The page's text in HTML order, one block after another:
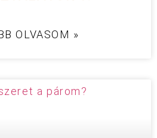
OLVASOM »